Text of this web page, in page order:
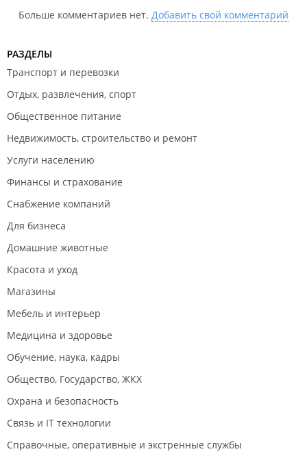
Больше комментариев нет. Добавить свой комментарий
РАЗДЕЛЫ
Транспорт и перевозки
Отдых, развлечения, спорт
Общественное питание
Недвижимость, строительство и ремонт
Услуги населению
Финансы и страхование
Снабжение компаний
Для бизнеса
Домашние животные
Красота и уход
Магазины
Мебель и интерьер
Медицина и здоровье
Обучение, наука, кадры
Общество, Государство, ЖКХ
Охрана и безопасность
Связь и IT технологии
Справочные, оперативные и экстренные службы